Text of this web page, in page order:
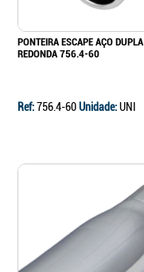
PONTEIRA ESCAPE AÇO DUPLA
REDONDA 756.4-60
Ref:756.4-60Unidade:UNI